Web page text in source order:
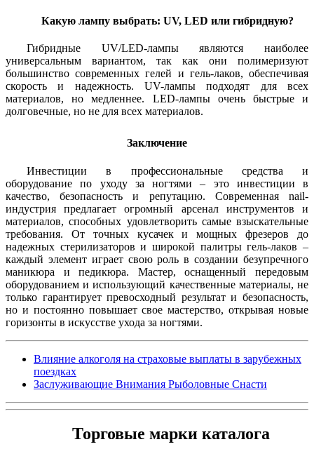
Какую лампу выбрать: UV, LED или гибридную?
Гибридные UV/LED-лампы являются наиболее
универсальным вариантом, так как они полимеризуют
большинство современных гелей и гель-лаков, обеспечивая
скорость и надежность. UV-лампы подходят для всех
материалов, но медленнее. LED-лампы очень быстрые и
долговечные, но не для всех материалов.
Заключение
Инвестиции в профессиональные средства и
оборудование по уходу за ногтями – это инвестиции в
качество, безопасность и репутацию. Современная nail-
индустрия предлагает огромный арсенал инструментов и
материалов, способных удовлетворить самые взыскательные
требования. От точных кусачек и мощных фрезеров до
надежных стерилизаторов и широкой палитры гель-лаков –
каждый элемент играет свою роль в создании безупречного
маникюра и педикюра. Мастер, оснащенный передовым
оборудованием и использующий качественные материалы, не
только гарантирует превосходный результат и безопасность,
но и постоянно повышает свое мастерство, открывая новые
горизонты в искусстве ухода за ногтями.
Влияние алкоголя на страховые выплаты в зарубежных
поездках
Заслуживающие Внимания Рыболовные Снасти
Торговые марки каталога